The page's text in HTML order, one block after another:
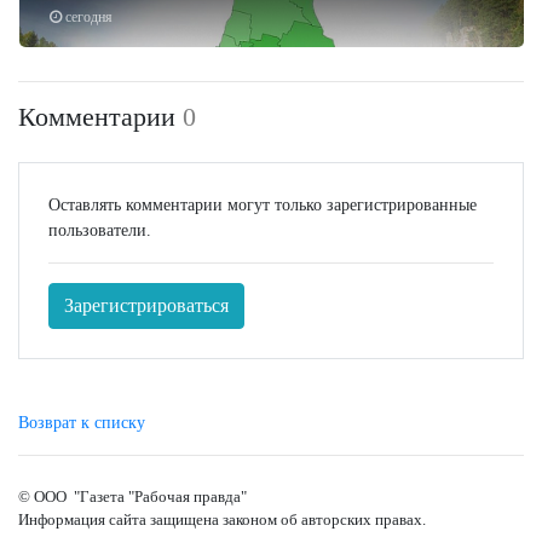
сегодня
Комментарии 0
Оставлять комментарии могут только зарегистрированные
пользователи.
Зарегистрироваться
Возврат к списку
© ООО "Газета "Рабочая правда"
Информация сайта защищена законом об авторских правах.